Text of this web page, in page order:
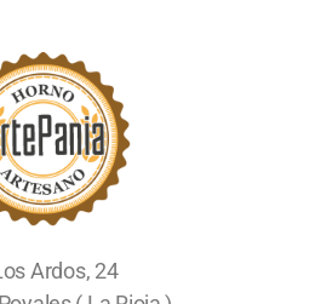
Ardos, 24